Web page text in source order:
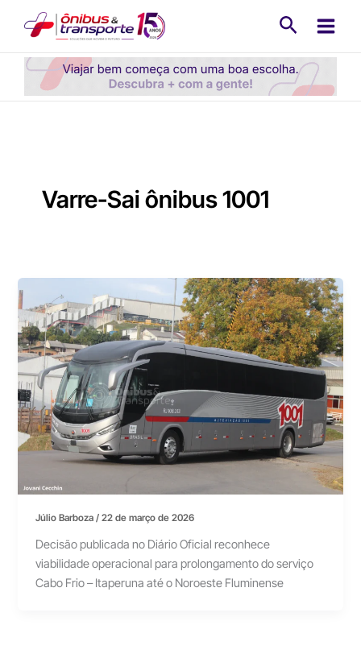
conteúdo
Varre-Sai ônibus 1001
Júlio Barboza/22 de março de 2026
Decisão publicada no Diário Oficial reconhece
viabilidade operacional para prolongamento do serviço
Cabo Frio – Itaperuna até o Noroeste Fluminense